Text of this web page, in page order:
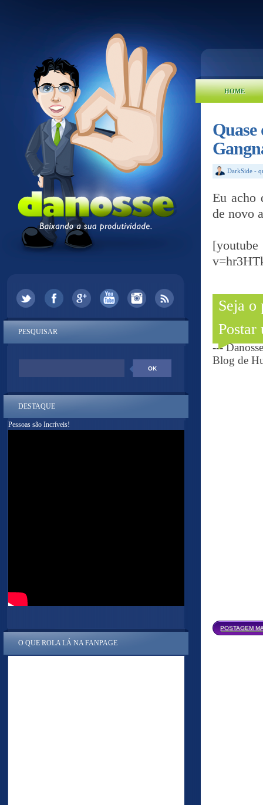
HOME
Quase
DarkSide -
Eu acho
de novo
Seja o
Postar
---
Blog de
POSTAGEM
PESQUISAR
DESTAQUE
Pessoas são Incríveis!
O QUE ROLA LÁ NA FANPAGE